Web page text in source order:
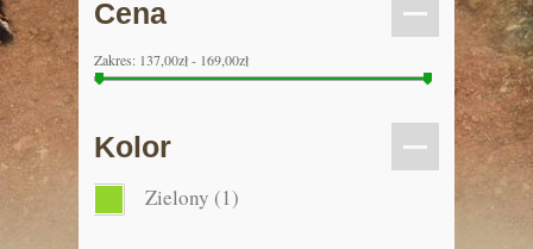
Cena
Zakres: 137,00zł - 169,00zł
Kolor
Zielony (1)